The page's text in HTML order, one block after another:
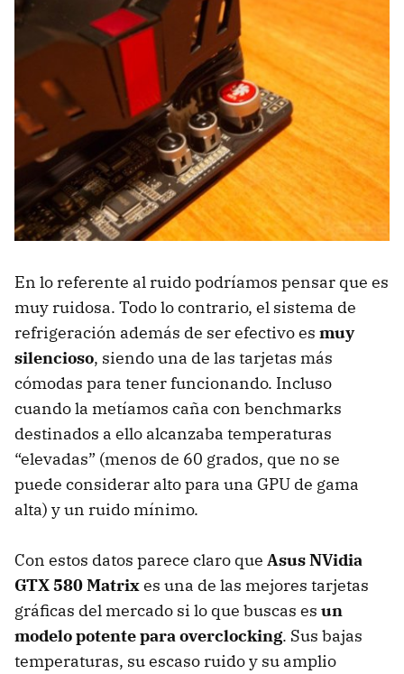
En lo referente al ruido podríamos pensar que es
muy ruidosa. Todo lo contrario, el sistema de
refrigeración además de ser efectivo es muy
silencioso, siendo una de las tarjetas más
cómodas para tener funcionando. Incluso
cuando la metíamos caña con benchmarks
destinados a ello alcanzaba temperaturas
“elevadas” (menos de 60 grados, que no se
puede considerar alto para una GPU de gama
alta) y un ruido mínimo.
Con estos datos parece claro que Asus NVidia
GTX580 Matrixes una de las mejores tarjetas
gráficas del mercado si lo que buscas es un
modelo potente para overclocking. Sus bajas
temperaturas, su escaso ruido y su amplio